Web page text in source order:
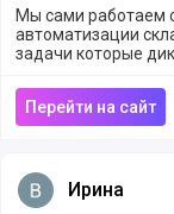
Мы сами работаем
автоматизации
задачи которые
Перейти на сайт
ИринаИрина